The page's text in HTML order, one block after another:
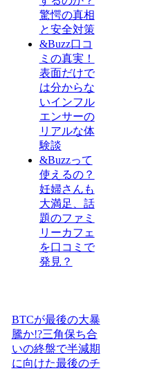
驚愕の真相
と安全対策
&Buzz口コ
ミの真実！
表面だけで
は分からな
いインフル
エンサーの
リアルな体
験談
&Buzzって
使えるの？
妊婦さんも
大満足、話
題のファミ
リーカフェ
を口コミで
発見？
BTCが最後の大暴
騰か!?三角保ち合
いの終盤で半減期
に向けた最後のチ